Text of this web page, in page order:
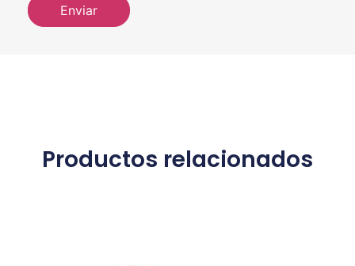
Productos relacionados